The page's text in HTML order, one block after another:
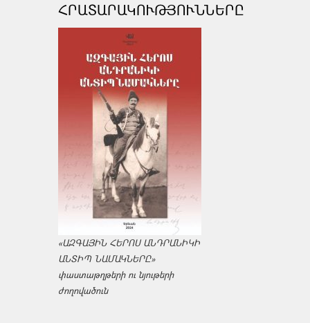
ՀՐԱՏԱՐԱԿՈՒԹՅՈՒՆՆԵՐԸ
«ԱԶԳԱՅԻՆ ՀԵՐՈՍ ԱՆԴՐԱՆԻԿԻ
ԱՆՏԻՊ ՆԱՄԱԿՆԵՐԸ»
փաստաթղթերի ու նյութերի
ժողովածուն